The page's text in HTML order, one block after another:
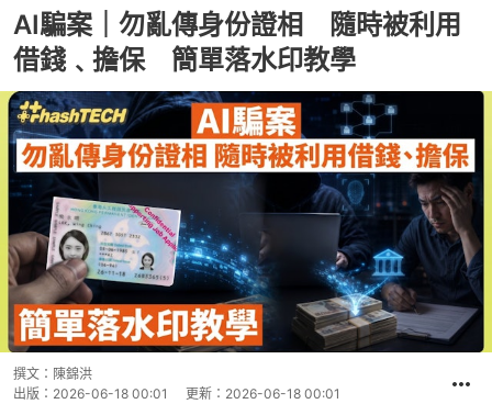
AI騙案｜勿亂傳身份證相 隨時被利用
借錢﹑擔保 簡單落水印教學
撰文： 陳錦洪
出版： 2026-06-18 00:01 更新： 2026-06-18 00:01